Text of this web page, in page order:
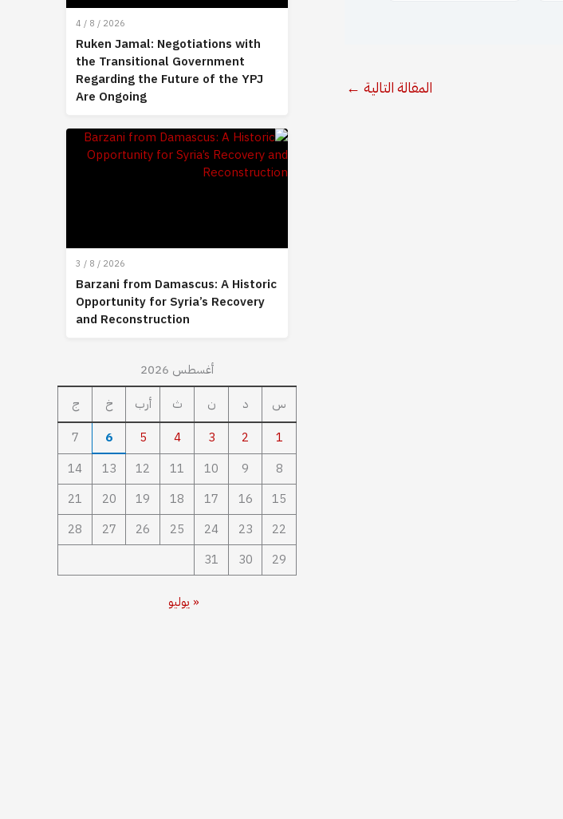
المقالة التالية ←
4 / 8 / 2026
Ruken Jamal: Negotiations with
the Transitional Government
Regarding the Future of the YPJ
Are Ongoing
3 / 8 / 2026
Barzani from Damascus: A Historic
Opportunity for Syria’s Recovery
and Reconstruction
أغسطس 2026
س
د ن ث أرب خ
ج
1
2
3
4
5
6
7
8
9
10
11
12
13
14
15
16
17
18
19
20
21
22
23
24
25
26
27
28
29
30
31
« يوليو